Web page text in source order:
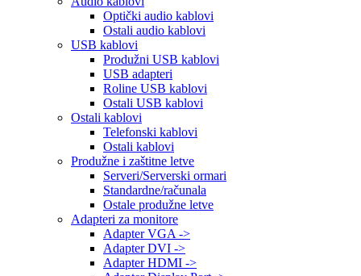
Optički audio kablovi
Ostali audio kablovi
USB kablovi
Produžni USB kablovi
USB adapteri
Roline USB kablovi
Ostali USB kablovi
Ostali kablovi
Telefonski kablovi
Ostali kablovi
Produžne i zaštitne letve
Serveri/Serverski ormari
Standardne/računala
Ostale produžne letve
Adapteri za monitore
Adapter VGA ->
Adapter DVI ->
Adapter HDMI ->